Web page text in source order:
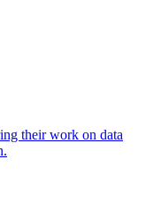
their work on data